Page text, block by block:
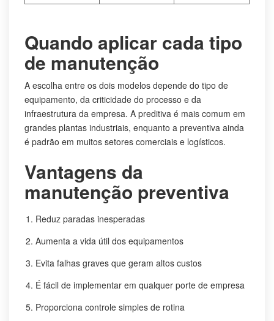
Quando aplicar cada tipo
de manutenção
A escolha entre os dois modelos depende do tipo de
equipamento, da criticidade do processo e da
infraestrutura da empresa. A preditiva é mais comum em
grandes plantas industriais, enquanto a preventiva ainda
é padrão em muitos setores comerciais e logísticos.
Vantagens da
manutenção preventiva
Reduz paradas inesperadas
Aumenta a vida útil dos equipamentos
Evita falhas graves que geram altos custos
É fácil de implementar em qualquer porte de empresa
Proporciona controle simples de rotina